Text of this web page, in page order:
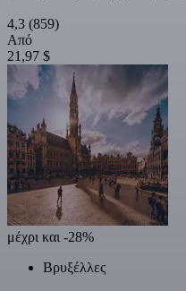
4,3 (859)
Από
21,97 $
μέχρι και -28%
Βρυξέλλες